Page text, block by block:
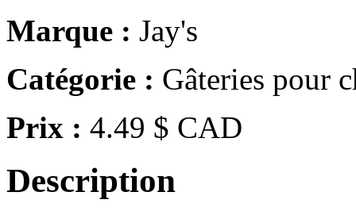
Marque : Jay's
Catégorie : Gâteries pour
Prix : 4.49 $ CAD
Description